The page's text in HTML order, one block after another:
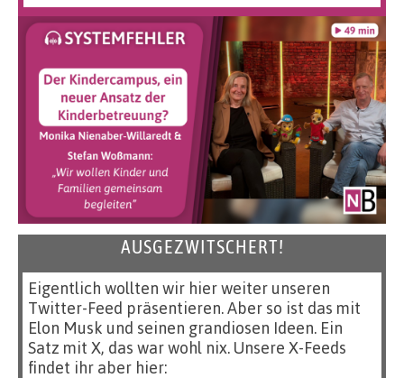
AUSGEZWITSCHERT!
Eigentlich wollten wir hier weiter unseren
Twitter-Feed präsentieren. Aber so ist das mit
Elon Musk und seinen grandiosen Ideen. Ein
Satz mit X, das war wohl nix. Unsere X-Feeds
findet ihr aber hier: